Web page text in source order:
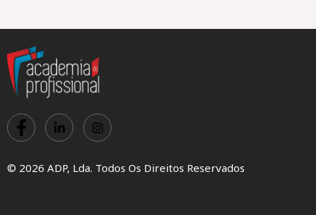
© 2026 ADP, Lda. Todos Os Direitos Reservados